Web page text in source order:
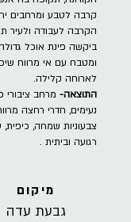
קרבה לטבע ומרחבים
הקרבה לעבודה
ביקשה פינת אוכל
ומטבח עם אי מרווח
לארוחה קלילה.
התוצאה- מרחב ציבורי
נעימים, חדרי רחצה
צבעוניות שמחה, כיפית,
רגועה וביתית .
מיקום
גבעת עדה